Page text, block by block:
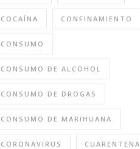
COCAÍNA CONFINAMIENTO
CONSUMO
CONSUMO DE ALCOHOL
CONSUMO DE DROGAS
CONSUMO DE MARIHUANA
CORONAVIRUS CUARENTENA